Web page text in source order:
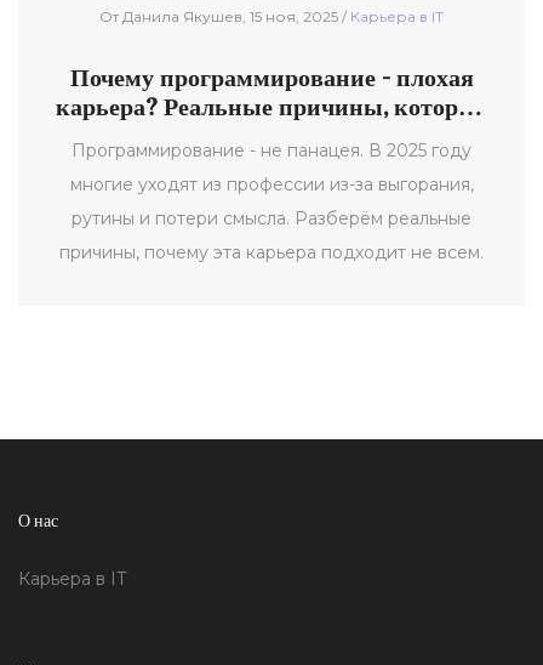
От Данила Якушев, 15 ноя, 2025 / Карьерa в IT
Почему программирование - плохая
карьера? Реальные причины, которые
скрывают от новичков
Программирование - не панацея. В 2025 году
многие уходят из профессии из-за выгорания,
рутины и потери смысла. Разберём реальные
причины, почему эта карьера подходит не всем.
О нас
Карьерa в IT